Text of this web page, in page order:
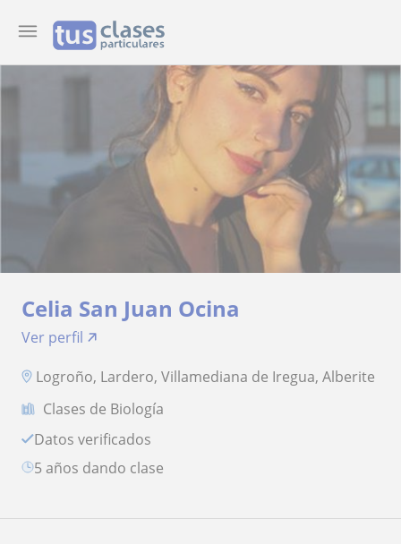
Celia San Juan Ocina
Ver perfil
Logroño, Lardero, Villamediana de Iregua, Alberite
Clases de Biología
Datos verificados
5 años dando clase